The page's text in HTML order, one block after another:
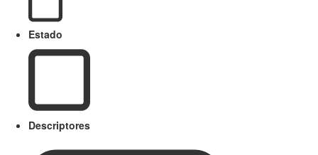
Estado
Descriptores